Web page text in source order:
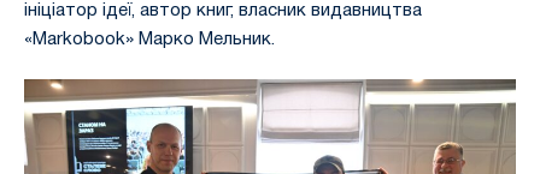
ініціатор ідеї, автор книг, власник видавництва
«Markobook» Марко Мельник.